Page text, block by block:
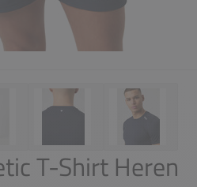
T-Shirt Heren